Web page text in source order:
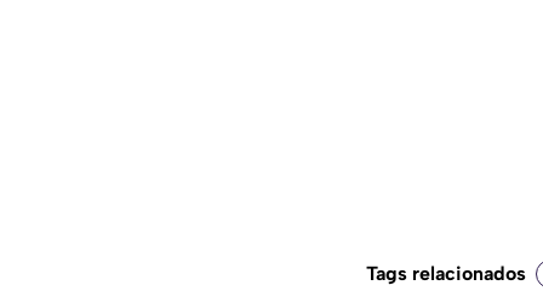
Tags relacionados